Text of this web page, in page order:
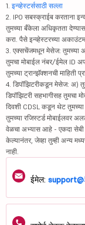
1. इन्व्हेस्टर्ससाठी सल्ला
2. IPO सबस्क्राईब करताना
तुमच्या बँकेला अधिकृतता
करा. पैसे इन्व्हेस्टरच्या
3. एक्सचेंजमधून मेसेज: तुमच्या
तुमचा मोबाईल नंबर/ईमेल ID
तुमच्या ट्रान्झॅक्शनची माहिती
4. डिपॉझिटरीकडून मेसेज: अ)
डिपॉझिटरी सहभागीसह तुमचा
दिवशी CDSL कडून थेट तुमच्या
तुमच्या रजिस्टर्ड मोबाईलवर
वेळचा अभ्यास आहे - एकदा सेबी
केल्यानंतर, जेव्हा तुम्ही अन्य
नाही.
ईमेल: